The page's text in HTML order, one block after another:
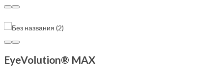
EyeVolution® MAX